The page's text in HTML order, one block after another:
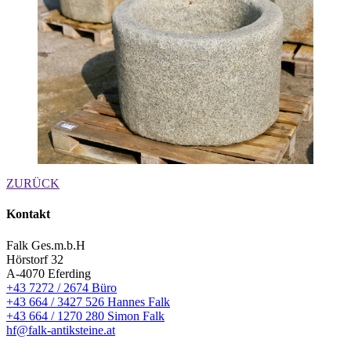
ZURÜCK
Kontakt
Falk Ges.m.b.H
Hörstorf 32
A-4070 Eferding
+43 7272 / 2674 Büro
+43 664 / 3427 526 Hannes Falk
+43 664 / 1270 280 Simon Falk
hf@falk-antiksteine.at